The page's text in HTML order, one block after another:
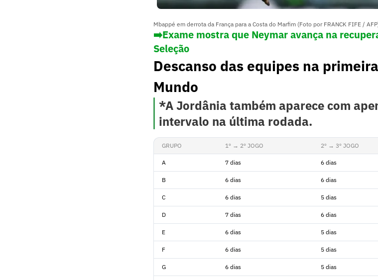
Mbappé em derrota da França para a Costa do Marfim (Foto por FRANCK FIFE /
➡️Exame mostra que Neymar avança na
Seleção
Descanso das equipes na
Mundo
*A Jordânia também aparece com
intervalo na última rodada.
GRUPO 1º → 2º JOGO 2º → 3º JOGO
A 7 dias 6 dias
B 6 dias 6 dias
C 6 dias 5 dias
D 7 dias 6 dias
E 6 dias 5 dias
F 6 dias 5 dias
G 6 dias 5 dias